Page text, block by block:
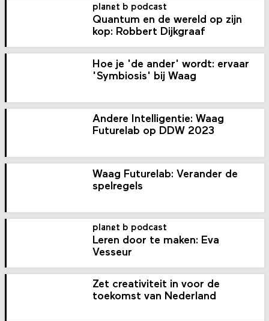
planet b podcast
Quantum en de wereld op zijn
kop: Robbert Dijkgraaf
Hoe je 'de ander' wordt: ervaar
'Symbiosis' bij Waag
Andere Intelligentie: Waag
Futurelab op DDW 2023
Waag Futurelab: Verander de
spelregels
planet b podcast
Leren door te maken: Eva
Vesseur
Zet creativiteit in voor de
toekomst van Nederland